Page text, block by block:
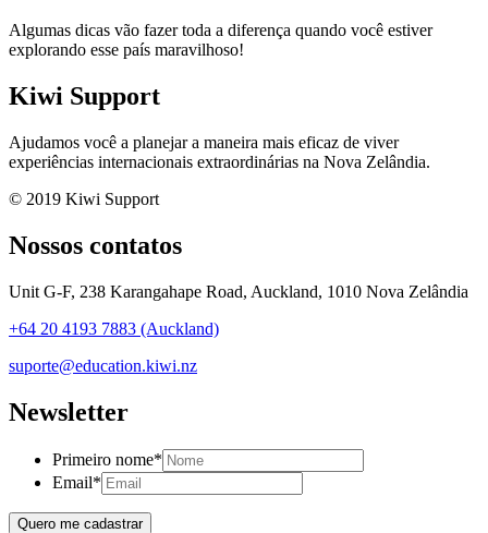
Algumas dicas vão fazer toda a diferença quando você estiver
explorando esse país maravilhoso!
Kiwi Support
Ajudamos você a planejar a maneira mais eficaz de viver
experiências internacionais extraordinárias na Nova Zelândia.
© 2019 Kiwi Support
Nossos contatos
Unit G-F, 238 Karangahape Road, Auckland, 1010 Nova Zelândia
+64 20 4193 7883 (Auckland)
suporte@education.kiwi.nz
Newsletter
Primeiro nome*
Email*